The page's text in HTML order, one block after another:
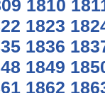
1810
1823
1836
1849
1862